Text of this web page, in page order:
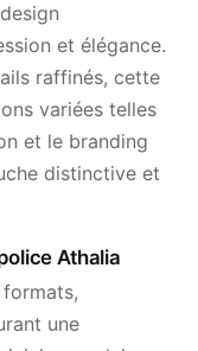
et élégance.
raffinés, cette
variées telles
et le branding
distinctive et
Athalia
une